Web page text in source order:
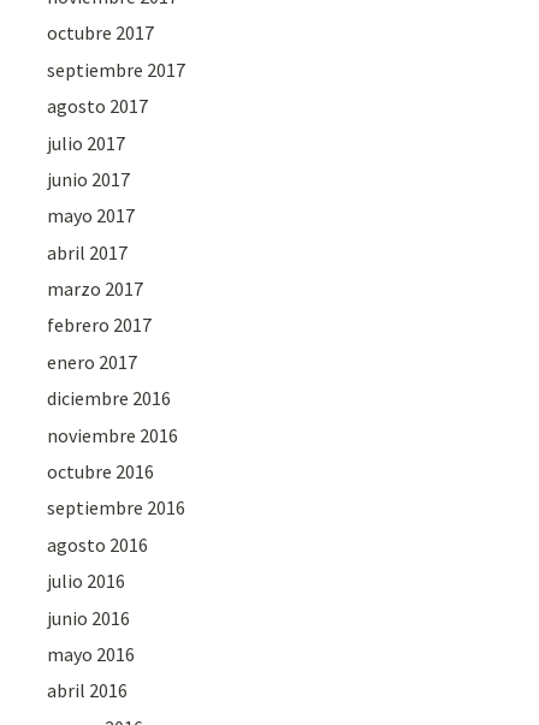
octubre 2017
septiembre 2017
agosto 2017
julio 2017
junio 2017
mayo 2017
abril 2017
marzo 2017
febrero 2017
enero 2017
diciembre 2016
noviembre 2016
octubre 2016
septiembre 2016
agosto 2016
julio 2016
junio 2016
mayo 2016
abril 2016